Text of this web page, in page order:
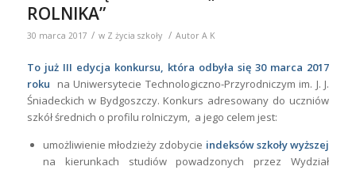
ROLNIKA”
30 marca 2017 / w Z życia szkoły / Autor A K
To już III edycja konkursu, która odbyła się 30 marca 2017
roku na Uniwersytecie Technologiczno-Przyrodniczym im. J. J.
Śniadeckich w Bydgoszczy. Konkurs adresowany do uczniów
szkół średnich o profilu rolniczym, a jego celem jest:
umożliwienie młodzieży zdobycie indeksów szkoły wyższej
na kierunkach studiów powadzonych przez Wydział